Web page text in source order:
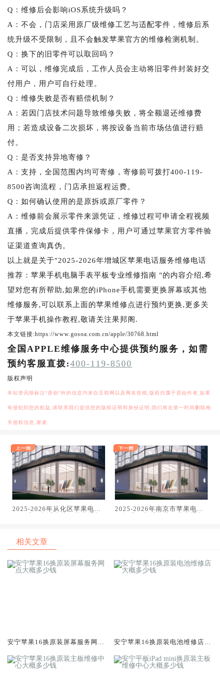
Q：维修后会影响iOS系统升级吗？
A：不会，门店采用原厂级维修工艺与适配零件，维修后系
统升级不受限制，且不会触发苹果官方的维修检测机制。
Q：换下的旧零件可以取回吗？
A：可以，维修完成后，工作人员会主动将旧零件封装好交
付用户，用户可自行处理。
Q：维修失败是否有赔偿机制？
A：若因门店技术问题导致维修失败，将全额退还维修费
用；若造成设备二次损坏，将按设备当前市场估值进行赔
付。
Q：是否支持异地寄修？
A：支持，全国范围内均可寄修，寄修前可拨打400-119-
8500咨询流程，门店承担返程运费。
Q：如何确认使用的是原拆或原厂零件？
A：维修前会展示零件来源凭证，维修过程可申请全程视频
直播，完成后提供零件保修卡，用户可通过苹果官方零件验
证渠道查询真伪。
以上就是关于"2025-2026年增城区苹果电话服务维修电话
推荐：苹果手机电脑手表平板专业维修指南 "的内容介绍,希
望对您有所帮助,如果您的iPhone手机需要更换屏幕或其他
维修服务,可以联系上面的苹果维修点进行预约更换,更多关
于苹果手机操作教程,敬请关注果邦阁.
本文链接:https://www.gosoa.com.cn/apple/30768.html
全国APPLE维修服务中心提供预约服务，如需
预约客服直拨:400-119-8500
版权声明
本站资讯除标注“原创”外的信息均来自互联网以及网友投稿,版权归属于原始作者,如果
有侵犯到您的权益,请联系我们提供您的版权证明和身份证明,我们将在第一时间删除相
关侵权信息,谢谢.
2025-2026年从化区苹果电话
2025-2026年南京市苹果电话
相关文章
安宁苹果16换原装屏幕服务网点
安宁苹果16换原装电池维修店大